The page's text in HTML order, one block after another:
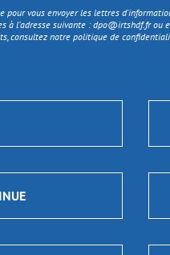
vous envoyer les lettres
à l’adresse suivante :dpo@irtshdf.frou
consultez notre politique de